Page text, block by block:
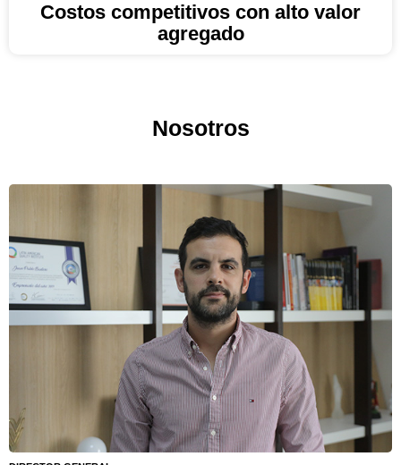
Costos competitivos con alto valor
agregado
Nosotros